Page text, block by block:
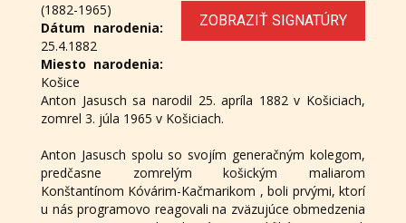
ZOBRAZIŤ SIGNATÚRY
(1882-1965)
Dátum narodenia:
25.4.1882
Miesto narodenia:
Košice
Anton Jasusch sa narodil 25. apríla 1882 v Košiciach,
zomrel 3. júla 1965 v Košiciach.
Anton Jasusch spolu so svojím generačným kolegom,
predčasne zomrelým košickým maliarom
Konštantínom Kóvárim-Kačmarikom , boli prvými, ktorí
u nás programovo reagovali na zväzujúce obmedzenia